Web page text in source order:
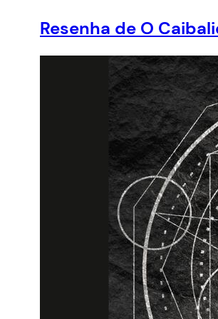
Resenha de O